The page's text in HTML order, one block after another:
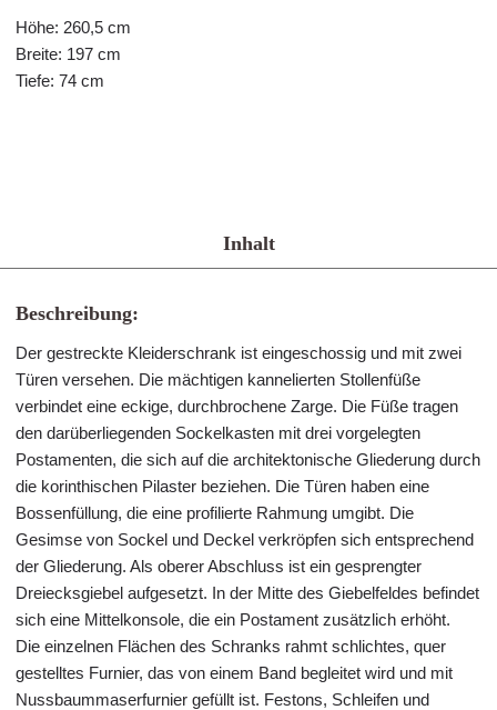
Höhe: 260,5 cm
Breite: 197 cm
Tiefe: 74 cm
Inhalt
Beschreibung:
Der gestreckte Kleiderschrank ist eingeschossig und mit zwei
Türen versehen. Die mächtigen kannelierten Stollenfüße
verbindet eine eckige, durchbrochene Zarge. Die Füße tragen
den darüberliegenden Sockelkasten mit drei vorgelegten
Postamenten, die sich auf die architektonische Gliederung durch
die korinthischen Pilaster beziehen. Die Türen haben eine
Bossenfüllung, die eine profilierte Rahmung umgibt. Die
Gesimse von Sockel und Deckel verkröpfen sich entsprechend
der Gliederung. Als oberer Abschluss ist ein gesprengter
Dreiecksgiebel aufgesetzt. In der Mitte des Giebelfeldes befindet
sich eine Mittelkonsole, die ein Postament zusätzlich erhöht.
Die einzelnen Flächen des Schranks rahmt schlichtes, quer
gestelltes Furnier, das von einem Band begleitet wird und mit
Nussbaummaserfurnier gefüllt ist. Festons, Schleifen und